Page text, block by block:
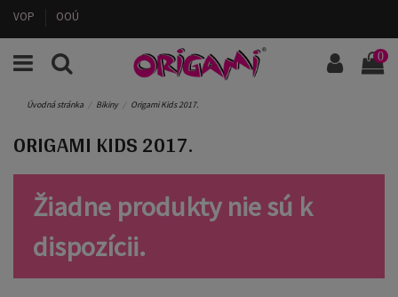
VOP OOÚ
0
Úvodná stránka Bikiny Origami Kids 2017.
ORIGAMI KIDS 2017.
Žiadne produkty nie sú k
dispozícii.